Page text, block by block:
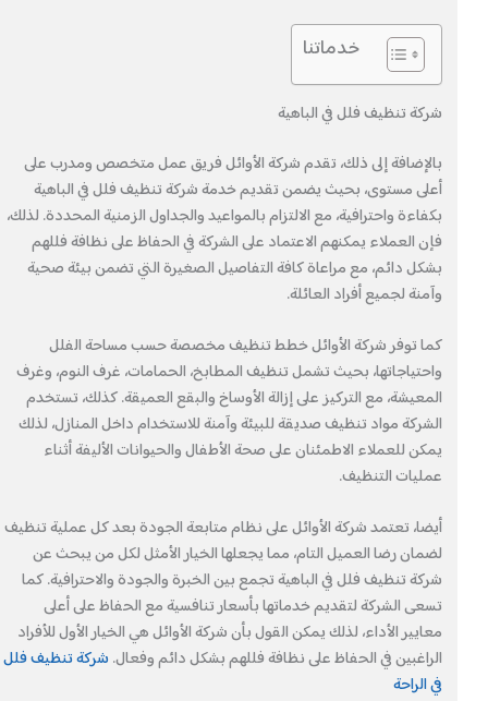
خدماتنا
شركة تنظيف فلل في الباهية
بالإضافة إلى ذلك، تقدم شركة الأوائل فريق عمل متخصص ومدرب على
أعلى مستوى، بحيث يضمن تقديم خدمة شركة تنظيف فلل في الباهية
بكفاءة واحترافية، مع الالتزام بالمواعيد والجداول الزمنية المحددة. لذلك،
فإن العملاء يمكنهم الاعتماد على الشركة في الحفاظ على نظافة فللهم
بشكل دائم، مع مراعاة كافة التفاصيل الصغيرة التي تضمن بيئة صحية
وآمنة لجميع أفراد العائلة.
كما توفر شركة الأوائل خطط تنظيف مخصصة حسب مساحة الفلل
واحتياجاتها، بحيث تشمل تنظيف المطابخ، الحمامات، غرف النوم، وغرف
المعيشة، مع التركيز على إزالة الأوساخ والبقع العميقة. كذلك، تستخدم
الشركة مواد تنظيف صديقة للبيئة وآمنة للاستخدام داخل المنازل، لذلك
يمكن للعملاء الاطمئنان على صحة الأطفال والحيوانات الأليفة أثناء
عمليات التنظيف.
أيضا، تعتمد شركة الأوائل على نظام متابعة الجودة بعد كل عملية تنظيف
لضمان رضا العميل التام، مما يجعلها الخيار الأمثل لكل من يبحث عن
شركة تنظيف فلل في الباهية تجمع بين الخبرة والجودة والاحترافية. كما
تسعى الشركة لتقديم خدماتها بأسعار تنافسية مع الحفاظ على أعلى
معايير الأداء، لذلك يمكن القول بأن شركة الأوائل هي الخيار الأول للأفراد
الراغبين في الحفاظ على نظافة فللهم بشكل دائم وفعال.شركة تنظيف فلل
في الراحة